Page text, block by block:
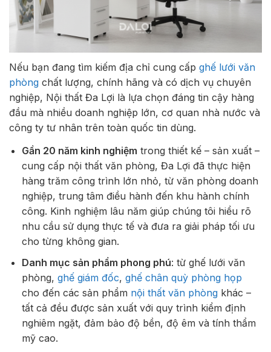
Nếu bạn đang tìm kiếm địa chỉ cung cấp ghế lưới văn
phòng chất lượng, chính hãng và có dịch vụ chuyên
nghiệp, Nội thất Đa Lợi là lựa chọn đáng tin cậy hàng
đầu mà nhiều doanh nghiệp lớn, cơ quan nhà nước và
công ty tư nhân trên toàn quốc tin dùng.
Gần 20 năm kinh nghiệm trong thiết kế – sản xuất –
cung cấp nội thất văn phòng, Đa Lợi đã thực hiện
hàng trăm công trình lớn nhỏ, từ văn phòng doanh
nghiệp, trung tâm điều hành đến khu hành chính
công. Kinh nghiệm lâu năm giúp chúng tôi hiểu rõ
nhu cầu sử dụng thực tế và đưa ra giải pháp tối ưu
cho từng không gian.
Danh mục sản phẩm phong phú: từ ghế lưới văn
phòng, ghế giám đốc, ghế chân quỳ phòng họp
cho đến các sản phẩm nội thất văn phòngkhác –
tất cả đều được sản xuất với quy trình kiểm định
nghiêm ngặt, đảm bảo độ bền, độ êm và tính thẩm
mỹ cao.